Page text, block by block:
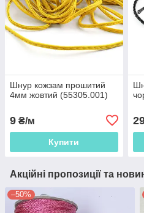
Шнур кожзам прошитий
4мм жовтий (55305.001)
9 ₴/м
Купити
Акційні пропозиції та
–50%